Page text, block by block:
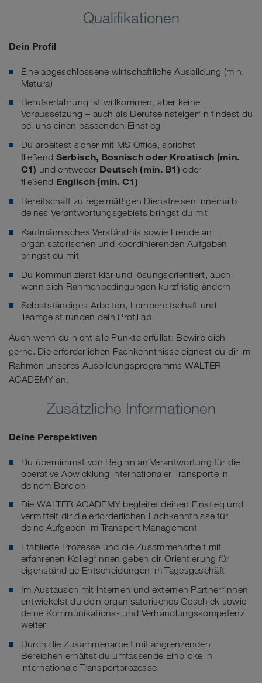
Qualifikationen
Dein Profil
Eine abgeschlossene wirtschaftliche Ausbildung (min.
Matura)
Berufserfahrung ist willkommen, aber keine
Voraussetzung – auch als Berufseinsteiger*in findest du
bei uns einen passenden Einstieg
Du arbeitest sicher mit MS Office, sprichst
fließend Serbisch, Bosnischoder Kroatisch (min.
C1) und entweder Deutsch (min. B1)oder
fließend Englisch (min. C1)
Bereitschaft zu regelmäßigen Dienstreisen innerhalb
deines Verantwortungsgebiets bringst du mit
Kaufmännisches Verständnis sowie Freude an
organisatorischen und koordinierenden Aufgaben
bringst du mit
Du kommunizierst klar und lösungsorientiert, auch
wenn sich Rahmenbedingungen kurzfristig ändern
Selbstständiges Arbeiten, Lernbereitschaft und
Teamgeist runden dein Profil ab
Auch wenn du nicht alle Punkte erfüllst: Bewirb dich
gerne. Die erforderlichen Fachkenntnisse eignest du dir im
Rahmen unseres Ausbildungsprogramms WALTER
ACADEMY an.
Zusätzliche Informationen
Deine Perspektiven
Du übernimmst von Beginn an Verantwortung für die
operative Abwicklung internationaler Transporte in
deinem Bereich
Die WALTER ACADEMY begleitet deinen Einstieg und
vermittelt dir die erforderlichen Fachkenntnisse für
deine Aufgaben im Transport Management
Etablierte Prozesse und die Zusammenarbeit mit
erfahrenen Kolleg*innen geben dir Orientierung für
eigenständige Entscheidungen im Tagesgeschäft
Im Austausch mit internen und externen Partner*innen
entwickelst du dein organisatorisches Geschick sowie
deine Kommunikations- und Verhandlungskompetenz
weiter
Durch die Zusammenarbeit mit angrenzenden
Bereichen erhältst du umfassende Einblicke in
internationale Transportprozesse